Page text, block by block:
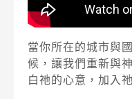
當你所在的城市與
候，讓我們重新與
白祂的心意，加入